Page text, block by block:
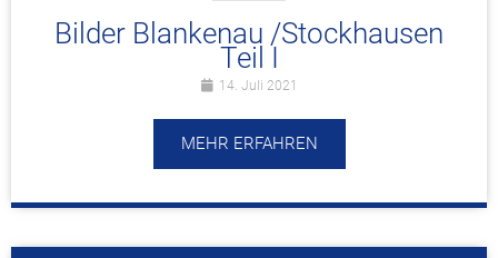
Bilder Blankenau /Stockhausen
Teil I
14. Juli 2021
MEHR ERFAHREN